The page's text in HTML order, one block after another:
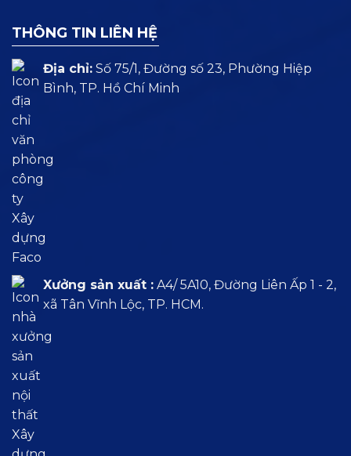
THÔNG TIN LIÊN HỆ
Địa chỉ: Số 75/1, Đường số 23, Phường Hiệp
Bình, TP. Hồ Chí Minh
Xưởng sản xuất : A4/ 5A10, Đường Liên Ấp 1 - 2,
xã Tân Vĩnh Lộc, TP. HCM.